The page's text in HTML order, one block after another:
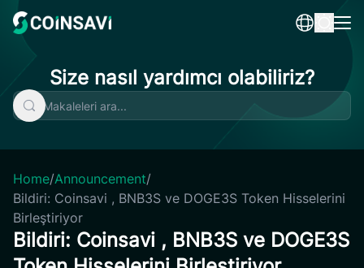
content
Size nasıl yardımcı olabiliriz?
Home/Announcement/
Bildiri: Coinsavi , BNB3S ve DOGE3S Token Hisselerini
Birleştiriyor
Bildiri: Coinsavi , BNB3S ve DOGE3S